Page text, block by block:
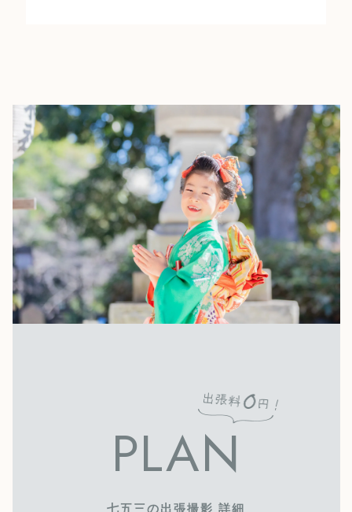
PLAN
七五三の出張撮影 詳細